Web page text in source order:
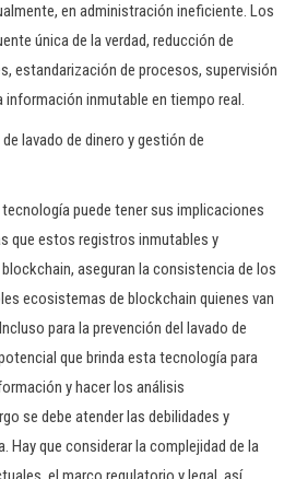
en administración ineficiente. Los
única de la verdad, reducción de
estandarización de procesos, supervisión
inmutable en tiempo real.
lavado de dinero y gestión de
puede tener sus implicaciones
que estos registros inmutables y
aseguran la consistencia de los
ecosistemas de blockchain quienes van
para la prevención del lavado de
que brinda esta tecnología para
y hacer los análisis
se debe atender las debilidades y
Hay que considerar la complejidad de la